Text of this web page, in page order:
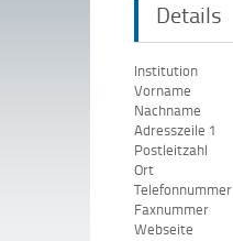
Details
Institution
Vorname
Nachname
Adresszeile 1
Postleitzahl
Ort
Telefonnummer
Faxnummer
Webseite